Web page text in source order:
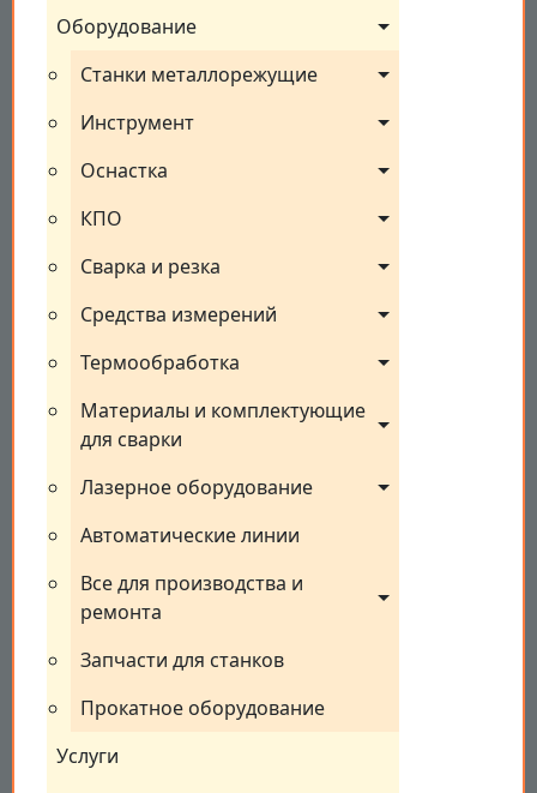
Оборудование
Станки металлорежущие
Инструмент
Оснастка
КПО
Сварка и резка
Средства измерений
Термообработка
Материалы и комплектующие
для сварки
Лазерное оборудование
Автоматические линии
Все для производства и
ремонта
Запчасти для станков
Прокатное оборудование
Услуги